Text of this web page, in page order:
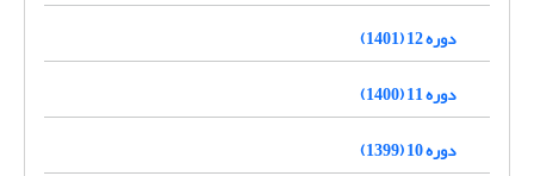
دوره 12 (1401)
دوره 11 (1400)
دوره 10 (1399)